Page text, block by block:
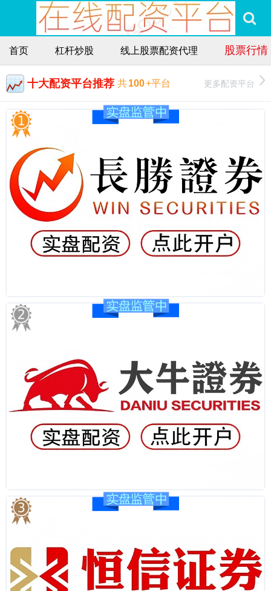
首页 杠杆炒股 线上股票配资代理 股票行情
十大配资平台推荐 共100+平台 更多配资平台